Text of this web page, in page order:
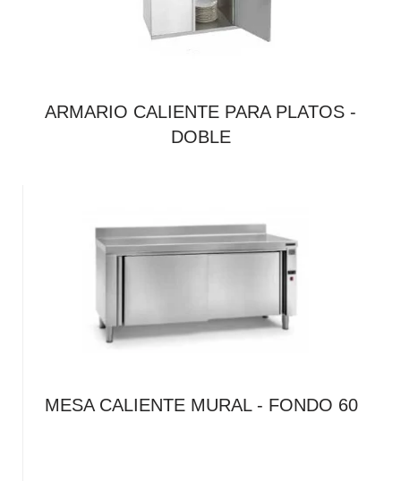
ARMARIO CALIENTE PARA PLATOS -
DOBLE
MESA CALIENTE MURAL - FONDO 60